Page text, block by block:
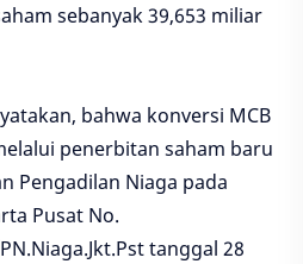
sebanyak 39,653 miliar
bahwa konversi MCB
penerbitan saham baru
Pengadilan Niaga pada
Pusat No.
tanggal 28